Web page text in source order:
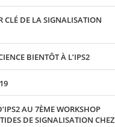
CLÉ DE LA SIGNALISATION
BIENTÔT À L’IPS2
AU 7ÈME WORKSHOP
DE SIGNALISATION CHEZ